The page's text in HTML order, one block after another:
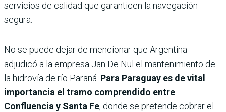
servicios de calidad que garanticen la navegación
segura.
No se puede dejar de mencionar que Argentina
adjudicó a la empresa Jan De Nul el mantenimiento de
la hidrovía de río Paraná. Para Paraguay es de vital
importancia el tramo comprendido entre
Confluencia y Santa Fe, donde se pretende cobrar el